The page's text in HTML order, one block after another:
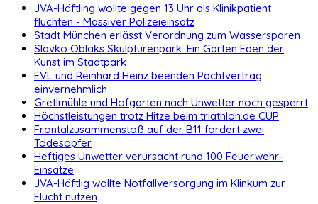
JVA-Häftling wollte gegen 13 Uhr als Klinikpatient
flüchten - Massiver Polizeieinsatz
Stadt München erlässt Verordnung zum Wassersparen
Slavko Oblaks Skulpturenpark: Ein Garten Eden der
Kunst im Stadtpark
EVL und Reinhard Heinz beenden Pachtvertrag
einvernehmlich
Gretlmühle und Hofgarten nach Unwetter noch gesperrt
Höchstleistungen trotz Hitze beim triathlon.de CUP
Frontalzusammenstoß auf der B11 fordert zwei
Todesopfer
Heftiges Unwetter verursacht rund 100 Feuerwehr-
Einsätze
JVA-Häftlig wollte Notfallversorgung im Klinkum zur
Flucht nutzen